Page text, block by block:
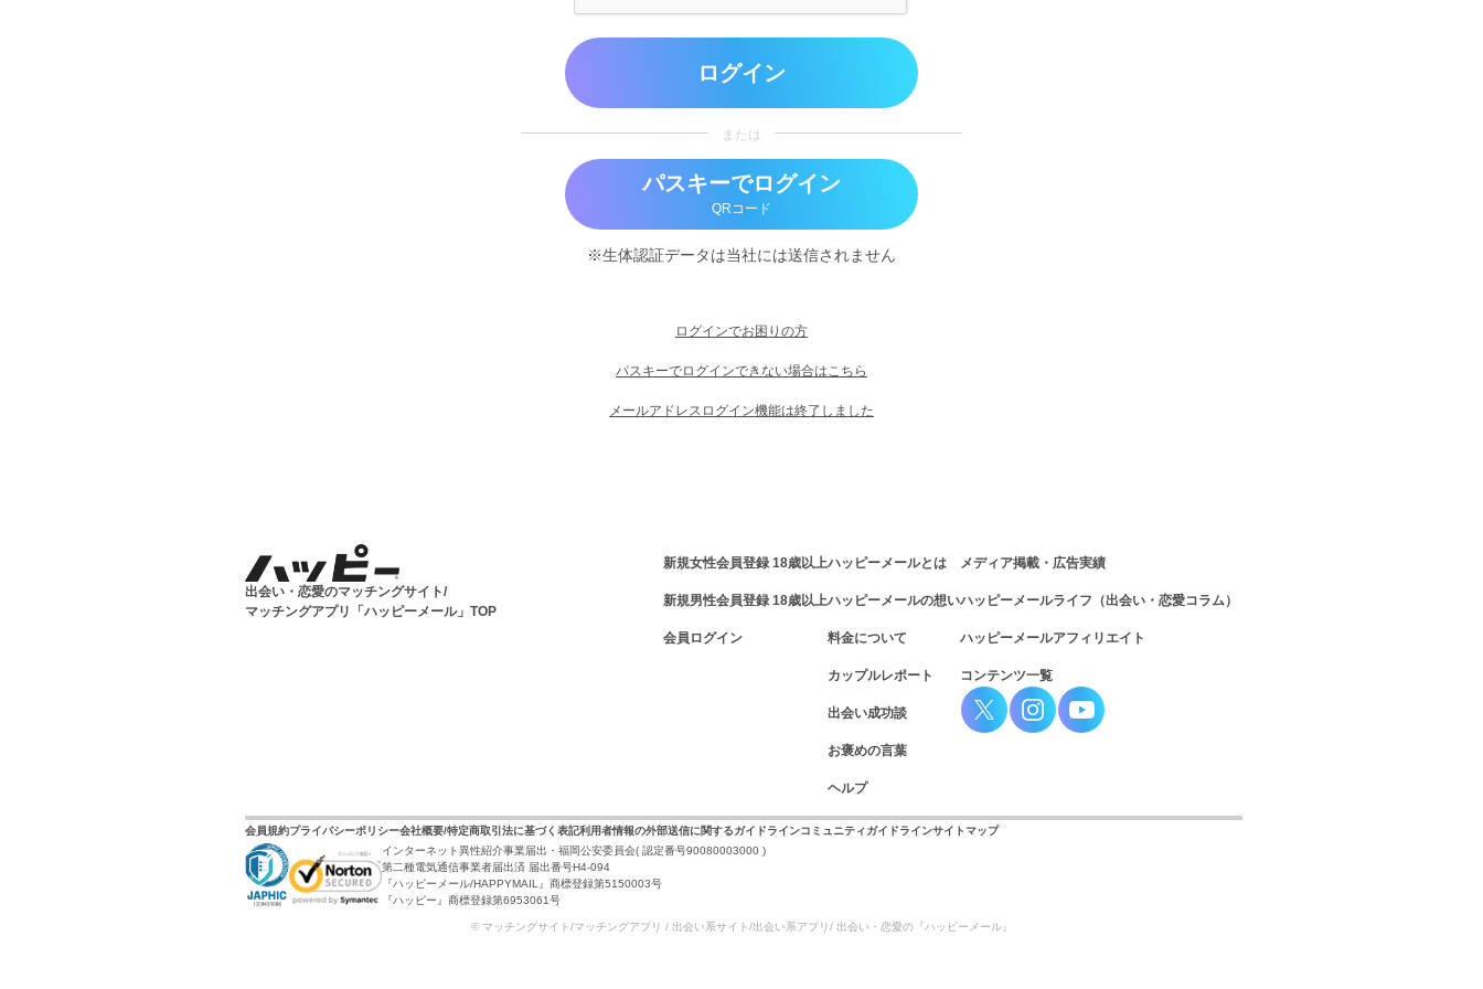
ログイン
または
パスキーでログイン
QRコード
※生体認証データは当社には送信されません
ログインでお困りの方
パスキーでログインできない場合はこちら
メールアドレスログイン機能は終了しました
出会い・恋愛のマッチングサイト/
マッチングアプリ「ハッピーメール」TOP
新規女性会員登録 18歳以上
新規男性会員登録 18歳以上
会員ログイン
ハッピーメールとは
ハッピーメールの想い
料金について
カップルレポート
出会い成功談
お褒めの言葉
ヘルプ
メディア掲載・広告実績
ハッピーメールライフ（出会い・恋愛コラム）
ハッピーメールアフィリエイト
コンテンツ一覧
会員規約プライバシーポリシー会社概要/特定商取引法に基づく表記利用者情報の外部送信に関するガイドラインコミュニティガイドラインサイトマップ
インターネット異性紹介事業届出・福岡公安委員会( 認定番号90080003000 )
第二種電気通信事業者届出済 届出番号H4-094
『ハッピーメール/HAPPYMAIL』商標登録第5150003号
『ハッピー』商標登録第6953061号
© マッチングサイト/マッチングアプリ / 出会い系サイト/出会い系アプリ/ 出会い・恋愛の『ハッピーメール』